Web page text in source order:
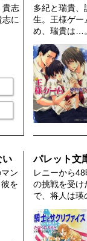
貴志
に
多紀と瑞貴
生。王様ゲー
め、瑞貴は…。
い
ン
を
パレット文
レニーから
の挑戦を受け
で、将人は瑛